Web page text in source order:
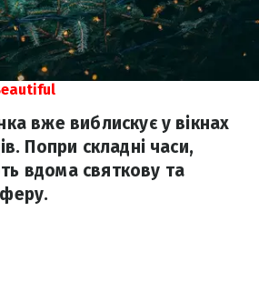
вже виблискує у вікнах
Попри складні часи,
вдома святкову та